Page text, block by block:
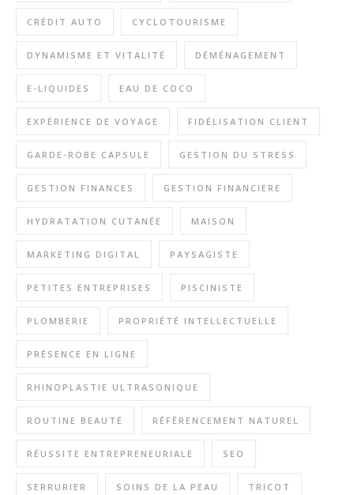
CRÉDIT AUTO CYCLOTOURISME
DYNAMISME ET VITALITÉ DÉMÉNAGEMENT
E-LIQUIDES EAU DE COCO
EXPÉRIENCE DE VOYAGE FIDÉLISATION CLIENT
GARDE-ROBE CAPSULE GESTION DU STRESS
GESTION FINANCES GESTION FINANCIERE
HYDRATATION CUTANÉE MAISON
MARKETING DIGITAL PAYSAGISTE
PETITES ENTREPRISES PISCINISTE
PLOMBERIE PROPRIÉTÉ INTELLECTUELLE
PRÉSENCE EN LIGNE
RHINOPLASTIE ULTRASONIQUE
ROUTINE BEAUTÉ RÉFÉRENCEMENT NATUREL
RÉUSSITE ENTREPRENEURIALE SEO
SERRURIER SOINS DE LA PEAU TRICOT